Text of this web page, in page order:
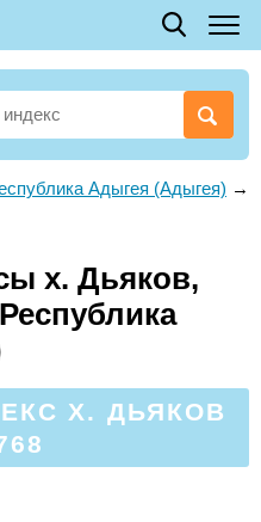
Адыгея (Адыгея) →
х. Дьяков,
Х. ДЬЯКОВ